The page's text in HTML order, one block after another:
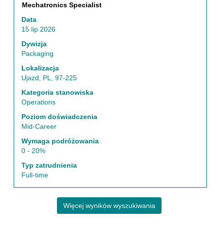
Tytuł
Mechatronics Specialist
Data
15 lip 2026
Dywizja
Packaging
Lokalizacja
Ujazd, PL, 97-225
Kategoria stanowiska
Operations
Poziom doświadczenia
Mid-Career
Wymaga podróżowania
0 - 20%
Typ zatrudnienia
Full-time
Zaznacz
pomocą
spacji,
aby
wyświetlić
treść
danych
oferty
pracy.
Więcej wyników wyszukiwania